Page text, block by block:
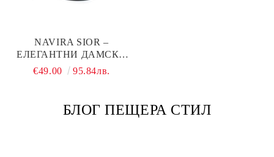
NAVIRA SIOR –
ЕЛЕГАНТНИ ДАМСКИ
КОЖЕНИ ЧЕХЛИ В БЯЛО
€49.00 95.84лв.
БЛОГ ПЕЩЕРА СТИЛ